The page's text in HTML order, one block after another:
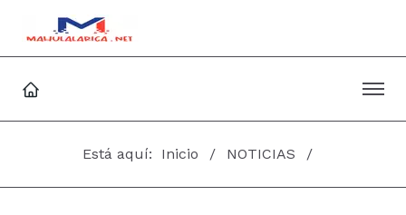
Está aquí: Inicio NOTICIAS